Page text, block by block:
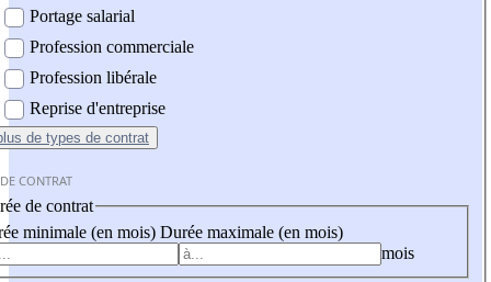
Portage salarial
Profession commerciale
Profession libérale
Reprise d'entreprise
de types de contrat
CONTRAT
de contrat
minimale (en mois) Durée maximale (en mois)
mois